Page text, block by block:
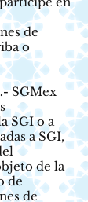
de
o
SGMex
SGI o a
a SGI,
de la
de
de